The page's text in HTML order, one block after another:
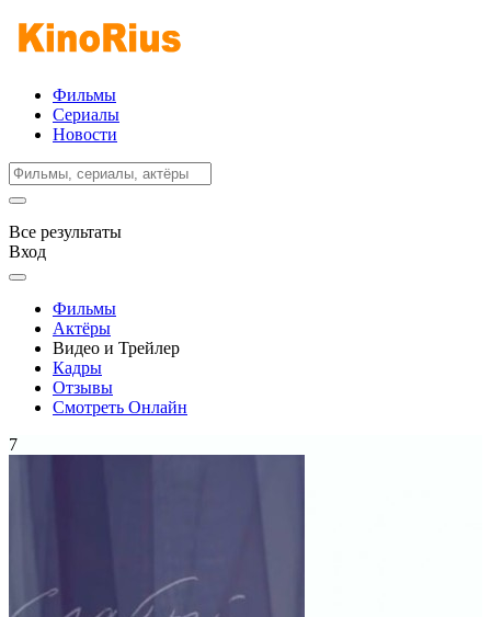
Фильмы
Сериалы
Новости
Все результаты
Вход
Фильмы
Актёры
Видео и Трейлер
Кадры
Отзывы
Смотреть Онлайн
7